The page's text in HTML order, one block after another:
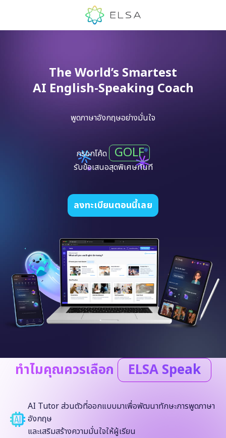
The World’s Smartest
AI English-Speaking Coach
พูดภาษาอังกฤษอย่างมั่นใจ
กรอกโค้ด GOLF
รับข้อเสนอสุดพิเศษทันที
ลงทะเบียนตอนนี้เลย
ทำไมคุณควรเลือก ELSA Speak
AI Tutor ส่วนตัวที่ออกแบบมาเพื่อพัฒนาทักษะการพูดภาษา
อังกฤษ
และเสริมสร้างความมั่นใจให้ผู้เรียน